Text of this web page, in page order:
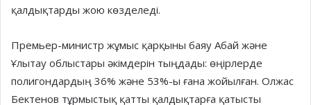
қалдықтарды жою көзделеді.
Премьер-министр жұмыс қарқыны баяу Абай және
Ұлытау облыстары әкімдерін тыңдады: өңірлерде
полигондардың 36% және 53%-ы ғана жойылған. Олжас
Бектенов тұрмыстық қатты қалдықтарға қатысты